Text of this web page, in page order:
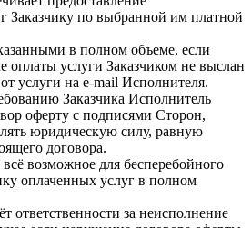
Заказчику по выбранной им платной
в полном объеме, если
оплаты услуги Заказчиком не выслан
услуги на e-mail Исполнителя.
Заказчика Исполнитель
оферту с подписями Сторон,
юридическую силу, равную
договора.
возможное для бесперебойного
оплаченных услуг в полном
ответственности за неисполнение